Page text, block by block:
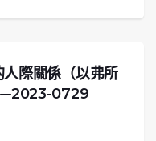
人際關係（以弗所
0729